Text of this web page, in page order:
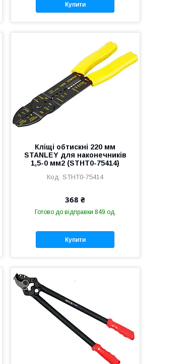
Купити
Кліщі обтискні 220 мм
STANLEY для наконечників
1,5-0 мм2 (STHT0-75414)
STHT0-75414
368 ₴
Готово до відправки 849 од.
Купити